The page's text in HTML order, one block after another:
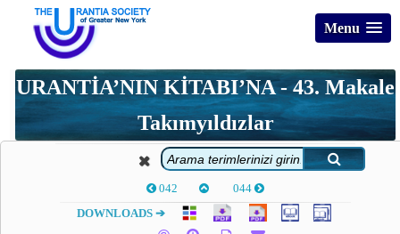
Menu
URANTİA’NIN KİTABI’NA - 43. Makale
Takımyıldızlar
042 044
DOWNLOADS ➔